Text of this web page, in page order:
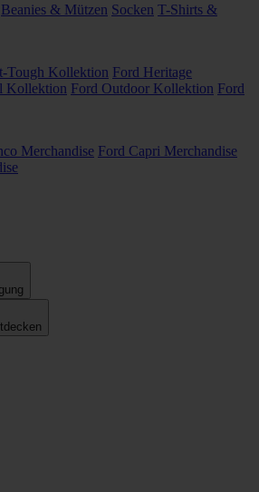
Beanies & Mützen Socken T-Shirts &
Tough Kollektion Ford Heritage
Kollektion Ford Outdoor Kollektion Ford
Merchandise Ford Capri Merchandise